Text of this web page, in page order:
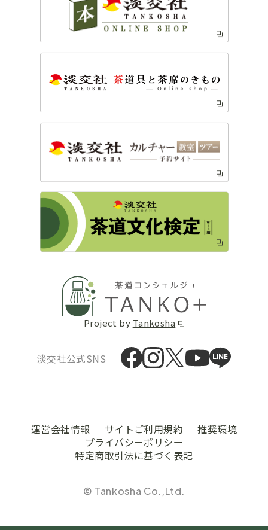
Project by Tankosha
淡交社公式SNS
運営会社情報 サイトご利用規約
推奨環境
プライバシーポリシー
特定商取引法に基づく表記
© Tankosha Co.,Ltd.